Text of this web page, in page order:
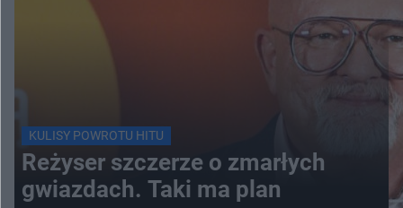
KULISY POWROTU HITU
Reżyser szczerze o zmarłych
gwiazdach. Taki ma plan